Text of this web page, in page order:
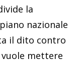
la
nazionale
il dito contro
vuole mettere